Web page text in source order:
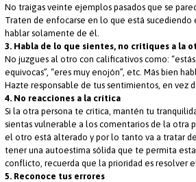
No traigas veinte ejemplos pasados que se
Traten de enfocarse en lo que está
hablar solamente de él.
3. Habla de lo que sientes, no critiques a la
No juzgues al otro con calificativos como: “estás
equivocas”, “eres muy enojón”, etc. Más bien
Hazte responsable de tus sentimientos, en vez
4. No reacciones a la crítica
Si la otra persona te critica, mantén tu
sientas vulnerable a los comentarios de la otra
el otro está alterado y por lo tanto va a tratar
tener una autoestima sólida que te permita
conflicto, recuerda que la prioridad es resolver
5. Reconoce tus errores